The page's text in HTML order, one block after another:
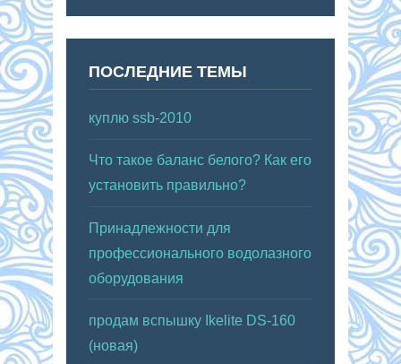
ПОСЛЕДНИЕ ТЕМЫ
куплю ssb-2010
Что такое баланс белого? Как его
установить правильно?
Принадлежности для
профессионального водолазного
оборудования
продам вспышку Ikelite DS-160
(новая)